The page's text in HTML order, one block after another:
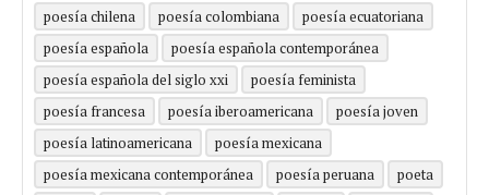
poesía chilena
poesía colombiana
poesía ecuatoriana
poesía española
poesía española contemporánea
poesía española del siglo xxi
poesía feminista
poesía francesa
poesía iberoamericana
poesía joven
poesía latinoamericana
poesía mexicana
poesía mexicana contemporánea
poesía peruana
poeta